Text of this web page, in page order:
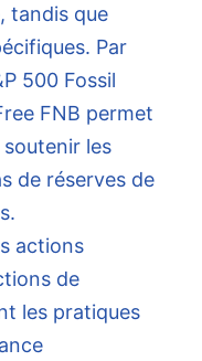
tandis que
Par
500 Fossil
FNB permet
les
de réserves de
actions
de
les pratiques